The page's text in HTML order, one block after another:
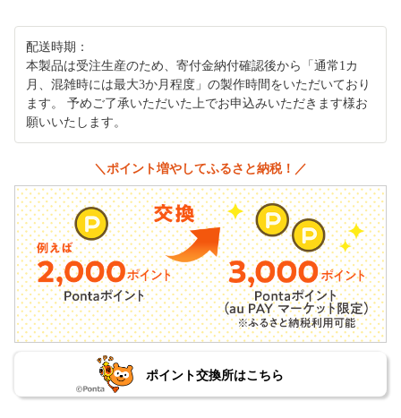
配送時期：
本製品は受注生産のため、寄付金納付確認後から「通常1カ
月、混雑時には最大3か月程度」の製作時間をいただいており
ます。 予めご了承いただいた上でお申込みいただきます様お
願いいたします。
＼ポイント増やしてふるさと納税！／
ポイント交換所はこちら